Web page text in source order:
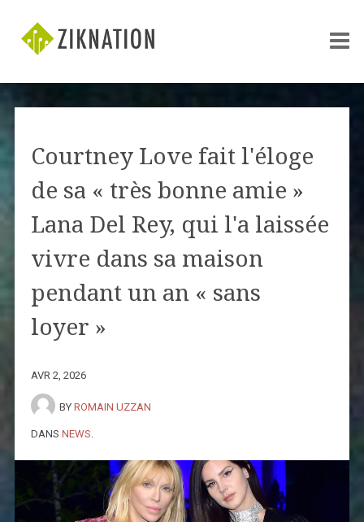
Courtney Love fait l'éloge
de sa « très bonne amie »
Lana Del Rey, qui l'a laissée
vivre dans sa maison
pendant un an « sans
loyer »
AVR 2, 2026
BY ROMAIN UZZAN
DANS NEWS